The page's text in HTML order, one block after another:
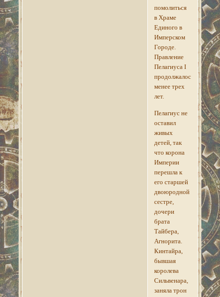
помолиться
в Храме
Единого в
Имперском
Городе.
Правление
Пелагиуса I
продолжалось
менее трех
лет.
Пелагиус не
оставил
живых
детей, так
что корона
Империи
перешла к
его старшей
двоюродной
сестре,
дочери
брата
Тайбера,
Агнорита.
Кинтайра,
бывшая
королева
Сильвенара,
заняла трон